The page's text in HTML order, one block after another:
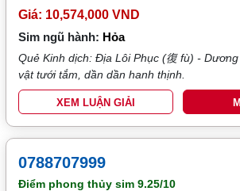
Giá: 10,574,000 VND
Sim ngũ hành: Hỏa
Quẻ Kinh dịch: Địa Lôi Phục (復 fù) -
vật tưới tắm, dần dần hanh thịnh.
XEM LUẬN GIẢI
0788707999
Điểm phong thủy sim9.25/10